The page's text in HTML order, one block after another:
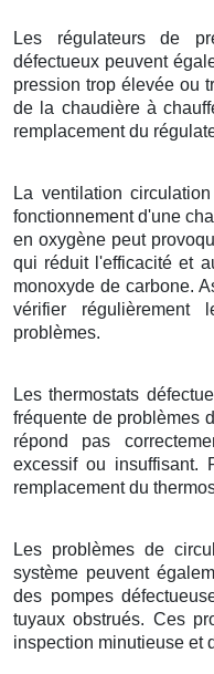
Les régulateurs de
défectueux peuvent
pression trop élevée ou
de la chaudière à
remplacement du
La ventilation
fonctionnement d'une
en oxygène peut
qui réduit l'efficacité et
monoxyde de carbone.
vérifier régulièrement
problèmes.
Les thermostats
fréquente de problèmes
répond pas
excessif ou insuffisant.
remplacement du
Les problèmes de
système peuvent
des pompes
tuyaux obstrués. Ces
inspection minutieuse et